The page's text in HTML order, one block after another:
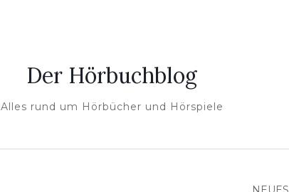
Der Hörbuchblog
Alles rund um Hörbücher und Hörspiele